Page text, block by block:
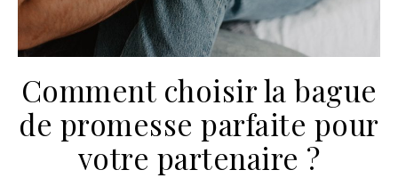
Comment choisir la bague
de promesse parfaite pour
votre partenaire ?